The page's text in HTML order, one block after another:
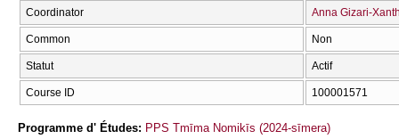
Coordinator Anna Gizari-
Common Non
Statut Actif
Course ID 100001571
Programme d' Études: PPS Tmīma Nomikīs (2024-sīmera)